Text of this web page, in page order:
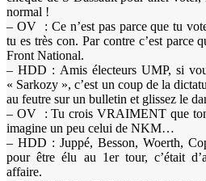
normal !
– OV : Ce n’est pas parce que tu
tu es très con. Par contre c’est parce
Front National.
– HDD : Amis électeurs UMP, si
« Sarkozy », c’est un coup de la
au feutre sur un bulletin et glissez le
– OV : Tu crois VRAIMENT que
imagine un peu celui de NKM…
– HDD : Juppé, Besson, Woerth,
pour être élu au 1er tour, c’était
affaire.